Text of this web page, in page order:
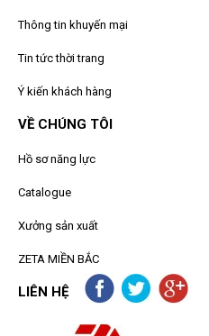
Thông tin khuyến mại
Tin tức thời trang
Ý kiến khách hàng
VỀ CHÚNG TÔI
Hồ sơ năng lực
Catalogue
Xưởng sản xuất
ZETA MIỀN BẮC
LIÊN HỆ